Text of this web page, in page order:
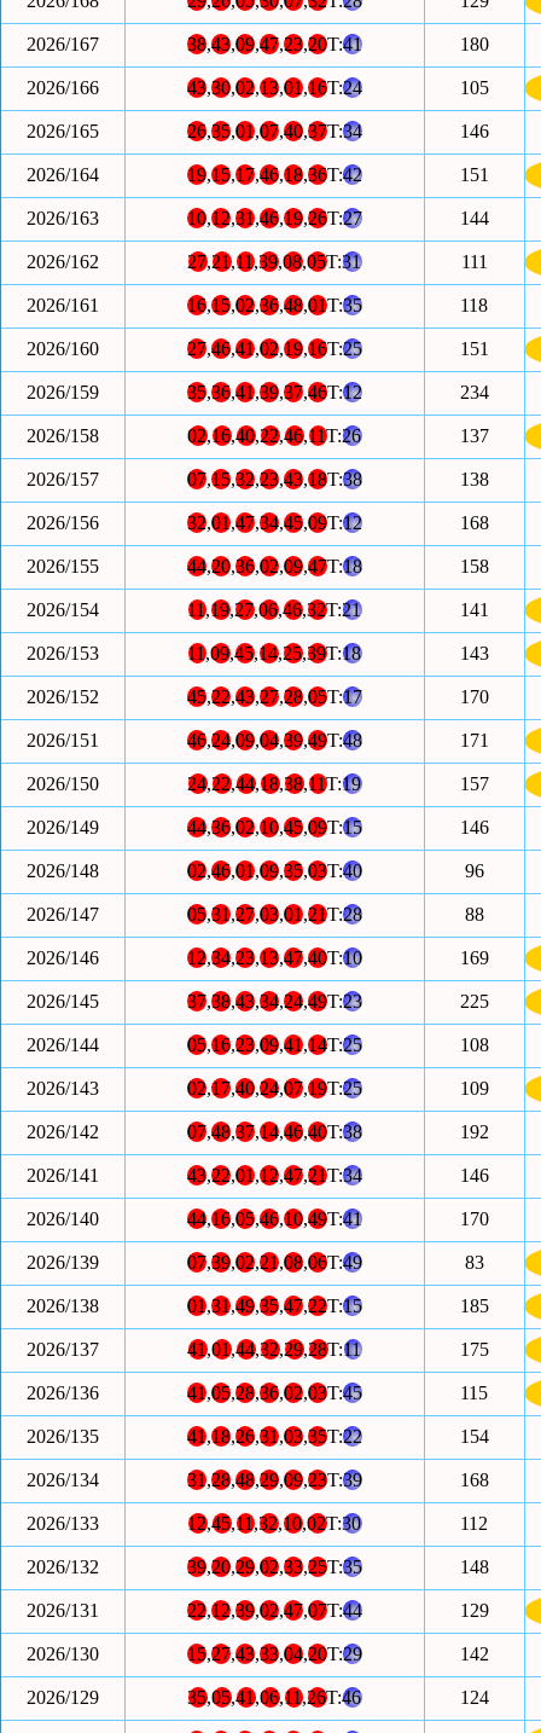
2026/167 38,43,09,47,23,20T:41 180
2026/166 43,30,02,13,01,16T:24 105
2026/165 26,35,01,07,40,37T:34 146
2026/164 19,15,17,46,18,36T:42 151
2026/163 10,12,31,46,19,26T:27 144
2026/162 27,21,11,39,08,05T:31 111
2026/161 16,15,02,36,48,01T:35 118
2026/160 27,46,41,02,19,16T:25 151
2026/159 35,36,41,39,37,46T:12 234
2026/158 02,16,40,22,46,11T:26 137
2026/157 07,15,32,23,43,18T:38 138
2026/156 32,01,47,34,45,09T:12 168
2026/155 44,20,36,02,09,47T:18 158
2026/154 11,19,27,06,46,32T:21 141
2026/153 11,09,45,14,25,39T:18 143
2026/152 45,22,43,27,28,05T:17 170
2026/151 46,24,09,04,39,49T:48 171
2026/150 24,22,44,18,38,11T:19 157
2026/149 44,36,02,10,45,09T:15 146
2026/148 02,46,01,09,35,03T:40 96
2026/147 05,31,27,03,01,21T:28 88
2026/146 12,34,23,13,47,40T:10 169
2026/145 37,38,43,34,24,49T:23 225
2026/144 05,16,23,09,41,14T:25 108
2026/143 02,17,40,24,07,19T:25 109
2026/142 07,48,37,14,46,40T:38 192
2026/141 43,22,01,12,47,21T:34 146
2026/140 44,16,05,46,10,49T:41 170
2026/139 07,39,02,21,08,06T:49 83
2026/138 01,31,49,35,47,22T:15 185
2026/137 41,01,44,32,29,28T:11 175
2026/136 41,05,28,36,02,03T:45 115
2026/135 41,18,26,31,03,35T:22 154
2026/134 31,28,48,29,09,23T:39 168
2026/133 12,45,11,32,10,02T:30 112
2026/132 39,20,29,02,33,25T:35 148
2026/131 22,12,39,02,47,07T:44 129
2026/130 15,27,43,33,04,20T:29 142
2026/129 35,05,41,06,11,26T:46 124